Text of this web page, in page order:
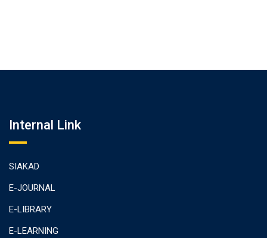
Internal Link
SIAKAD
E-JOURNAL
E-LIBRARY
E-LEARNING